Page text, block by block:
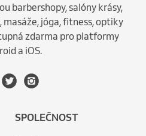
barbershopy, salóny krásy,
jóga, fitness, optiky
zdarma pro platformy
a iOS.
SPOLEČNOST